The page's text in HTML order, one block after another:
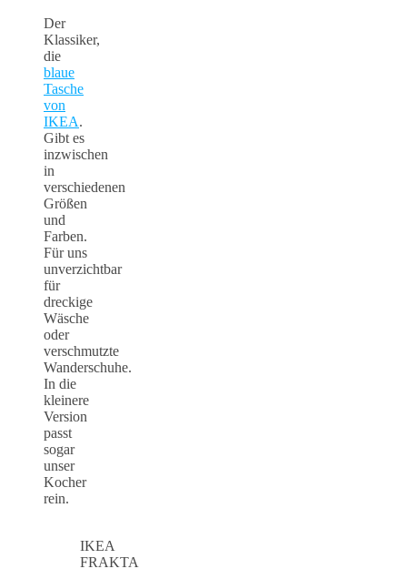
Der
Klassiker,
die
blaue
Tasche
von
IKEA.
Gibt es
inzwischen
in
verschiedenen
Größen
und
Farben.
Für uns
unverzichtbar
für
dreckige
Wäsche
oder
verschmutzte
Wanderschuhe.
In die
kleinere
Version
passt
sogar
unser
Kocher
rein.
IKEA
FRAKTA